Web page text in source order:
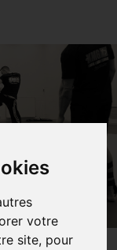
votre
site, pour